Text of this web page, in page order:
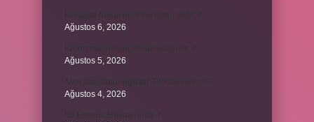
Ağustos 6, 2026
Ağustos 5, 2026
Ağustos 4, 2026